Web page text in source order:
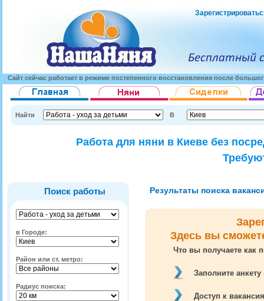
Сайт сейчас работает в режиме постепенного восстановления после
Найти В
Работа для няни в Киеве без
Поиск работы
в Городе:
Район или ст. метро:
Радиус поиска:
Результаты поиска
Здесь вы
Что вы получаете как
Заполните
Доступ к